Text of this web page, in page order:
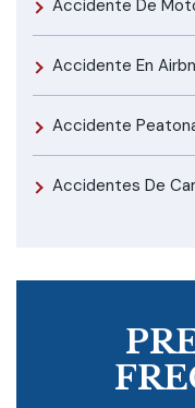
Accidente De
Accidente En
Accidente
Accidentes De